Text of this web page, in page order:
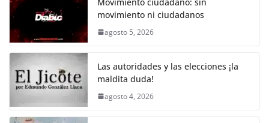
e
b
o
o
k
er s
A
p
y
Li
k
gr
a
e
movimiento ni ciudadanos
agosto 5, 2026
Las autoridades y las elecciones ¡la
maldita duda!
agosto 4, 2026